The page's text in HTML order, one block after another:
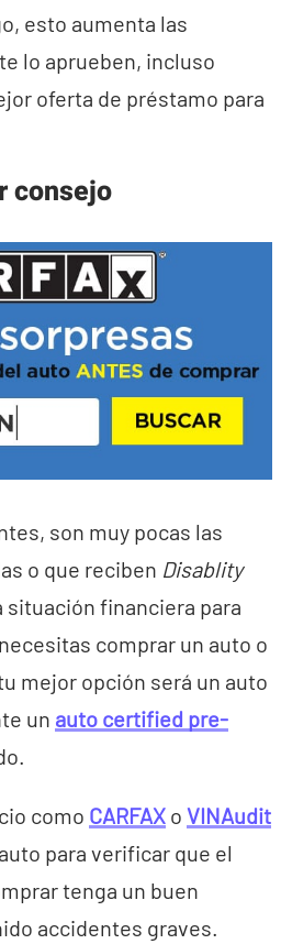
esto aumenta las
lo aprueben, incluso
oferta de préstamo para
consejo
son muy pocas las
o que reciben Disablity
situación financiera para
comprar un auto o
mejor opción será un auto
un auto certified pre-
como CARFAX o VINAudit
para verificar que el
tenga un buen
accidentes graves.